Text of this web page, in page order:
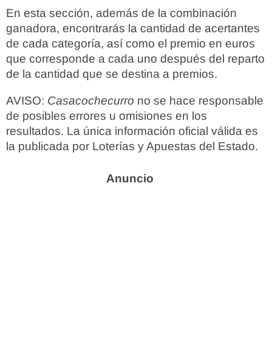
En esta sección, además de la combinación
ganadora, encontrarás la cantidad de acertantes
de cada categoría, así como el premio en euros
que corresponde a cada uno después del reparto
de la cantidad que se destina a premios.
AVISO: Casacochecurro no se hace responsable
de posibles errores u omisiones en los
resultados. La única información oficial válida es
la publicada por Loterías y Apuestas del Estado.